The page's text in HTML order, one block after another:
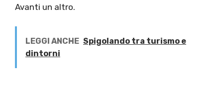
Avanti un altro.
LEGGI ANCHE Spigolando tra turismo e
dintorni